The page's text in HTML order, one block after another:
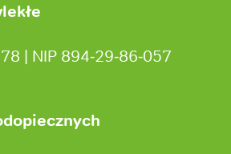
| NIP 894‑29‑86‑057